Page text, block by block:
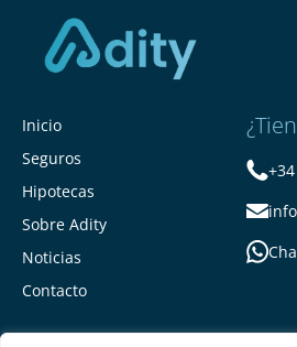
Inicio
Seguros
Hipotecas
Sobre Adity
Noticias
Contacto